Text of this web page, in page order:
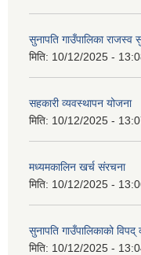
सुनापति गाउँपालिका राजस्व
मिति: 10/12/2025 -
सहकारी व्यवस्थापन योजना
मिति: 10/12/2025 -
मध्यमकालिन खर्च संरचना
मिति: 10/12/2025 -
सुनापति गाउँपालिकाको
मिति: 10/12/2025 -